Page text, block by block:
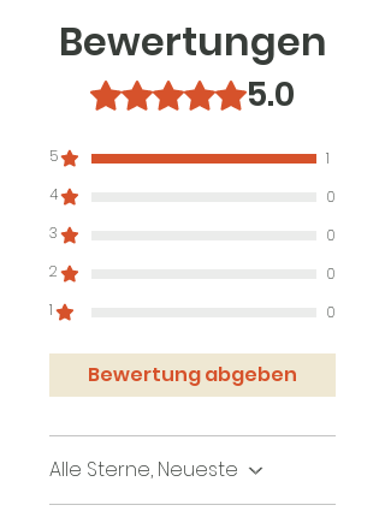
Bewertungen
Mit 5 von 5 Sternen bewertet.
5.0
5
1
4
0
3
0
2
0
1
0
Bewertung abgeben
Alle Sterne, Neueste